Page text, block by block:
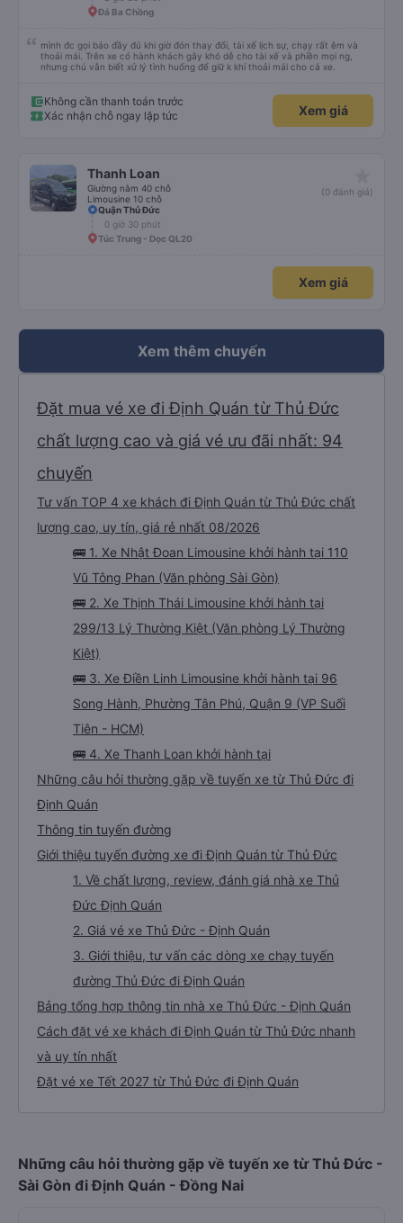
đưa đón nên tôi mới phớt lờ tài xế taxi. Tôi vừa cho xem địa chỉ khách sạn, tài
Đá Ba Chồng
mình đc gọi báo đầy đủ khi giờ đón thay đổi, tài xế lịch sự, chạy rất êm và
thoải mái. Trên xe có hành khách gây khó dễ cho tài xế và phiền mọi ng,
nhưng chú vẫn biết xử lý tình huống để giữ k khí thoải mái cho cả xe.
Không cần thanh toán trước
Xác nhận chỗ ngay lập tức
Xem giá
Thanh Loan
Giường nằm 40 chỗ
Limousine 10 chỗ
(0 đánh giá)
Quận Thủ Đức
0 giờ 30 phút
Túc Trung - Dọc QL20
Xem giá
Xem thêm chuyến
Đặt mua vé xe đi Định Quán từ Thủ Đức
chất lượng cao và giá vé ưu đãi nhất: 94
chuyến
Tư vấn TOP 4 xe khách đi Định Quán từ Thủ Đức chất
lượng cao, uy tín, giá rẻ nhất 08/2026
🚌 1. Xe Nhật Đoan Limousine khởi hành tại 110
Vũ Tông Phan (Văn phòng Sài Gòn)
🚌 2. Xe Thịnh Thái Limousine khởi hành tại
299/13 Lý Thường Kiệt (Văn phòng Lý Thường
Kiệt)
🚌 3. Xe Điền Linh Limousine khởi hành tại 96
Song Hành, Phường Tân Phú, Quận 9 (VP Suối
Tiên - HCM)
🚌 4. Xe Thanh Loan khởi hành tại
Những câu hỏi thường gặp về tuyến xe từ Thủ Đức đi
Định Quán
Thông tin tuyến đường
Giới thiệu tuyến đường xe đi Định Quán từ Thủ Đức
1. Về chất lượng, review, đánh giá nhà xe Thủ
Đức Định Quán
2. Giá vé xe Thủ Đức - Định Quán
3. Giới thiệu, tư vấn các dòng xe chạy tuyến
đường Thủ Đức đi Định Quán
Bảng tổng hợp thông tin nhà xe Thủ Đức - Định Quán
Cách đặt vé xe khách đi Định Quán từ Thủ Đức nhanh
và uy tín nhất
Đặt vé xe Tết 2027 từ Thủ Đức đi Định Quán
Những câu hỏi thường gặp về tuyến xe từ Thủ Đức -
Sài Gòn đi Định Quán - Đồng Nai